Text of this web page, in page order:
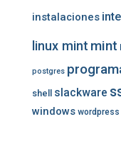
instalaciones
linux mint mint
postgres
shell slackware
windows wordpress